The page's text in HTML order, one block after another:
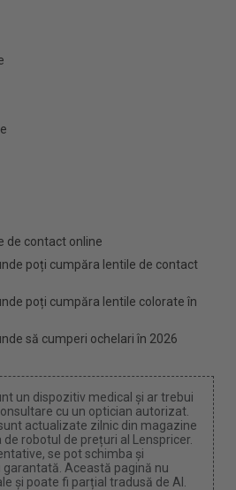
de contact online
poți cumpăra lentile de contact
poți cumpăra lentile colorate în
să cumperi ochelari în 2026
un dispozitiv medical și ar trebui
cu un optician autorizat.
actualizate zilnic din magazine
robotul de prețuri al Lenspricer.
se pot schimba și
Această pagină nu
și poate fi parțial tradusă de AI.